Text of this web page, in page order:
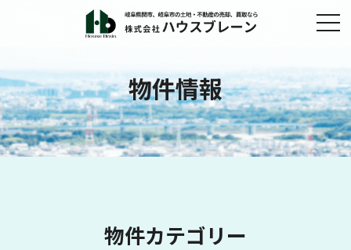
物件情報
物件カテゴリー